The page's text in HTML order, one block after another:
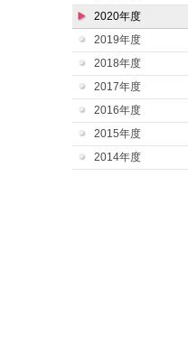
2020年度
2019年度
2018年度
2017年度
2016年度
2015年度
2014年度